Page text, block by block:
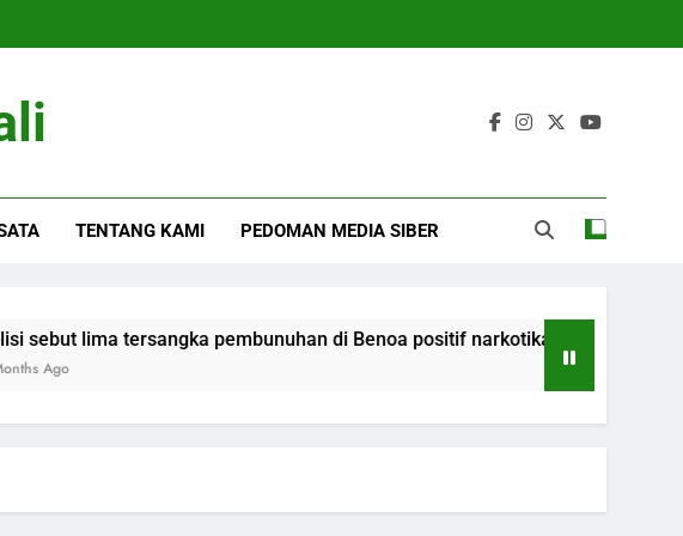
TENTANG KAMI PEDOMAN MEDIA SIBER
lima tersangka pembunuhan di Benoa positif narkotika